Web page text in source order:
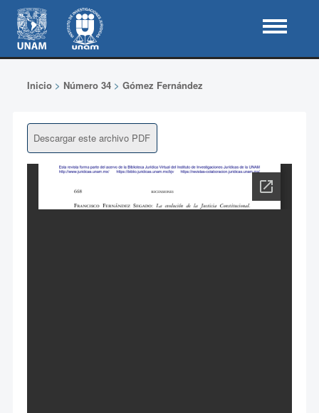
Inicio> Número 34> Gómez Fernández
Descargar este archivo PDF